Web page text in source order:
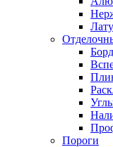
Пороги